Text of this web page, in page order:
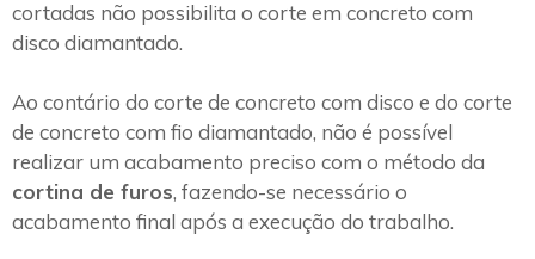
cortadas não possibilita o corte em concreto com
disco diamantado.
Ao contário do corte de concreto com disco e do corte
de concreto com fio diamantado, não é possível
realizar um acabamento preciso com o método da
cortina de furos, fazendo-se necessário o
acabamento final após a execução do trabalho.